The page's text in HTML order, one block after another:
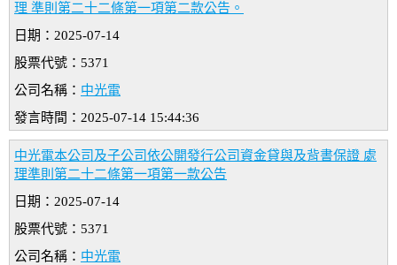
理 準則第二十二條第一項第二款公告。
日期：2025-07-14
股票代號：5371
公司名稱： 中光電
發言時間：2025-07-14 15:44:36
中光電本公司及子公司依公開發行公司資金貸與及背書保證 處
理準則第二十二條第一項第一款公告
日期：2025-07-14
股票代號：5371
公司名稱： 中光電